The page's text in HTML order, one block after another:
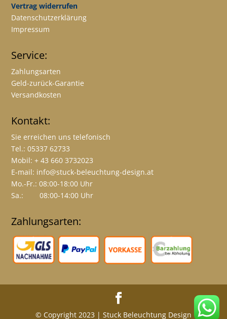
Vertrag widerrufen
Datenschutzerklärung
Impressum
Service:
Zahlungsarten
Geld-zurück-Garantie
Versandkosten
Kontakt:
Sie erreichen uns telefonisch
Tel.: 05337 62733
Mobil: + 43 660 3732023
E-mail: info@stuck-beleuchtung-design.at
Mo.-Fr.: 08:00-18:00 Uhr
Sa.: 08:00-14:00 Uhr
Zahlungsarten:
© Copyright 2023 | Stuck Beleuchtung Design